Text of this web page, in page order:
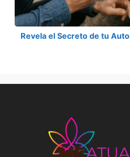
Revela el Secreto de tu Auto